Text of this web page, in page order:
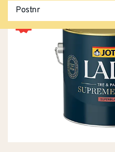
Postnr
Lady Supreme Finish
Egnet for kunststoff
Overflatetørr (ved 23
[h]
Overmalbar (ved 23